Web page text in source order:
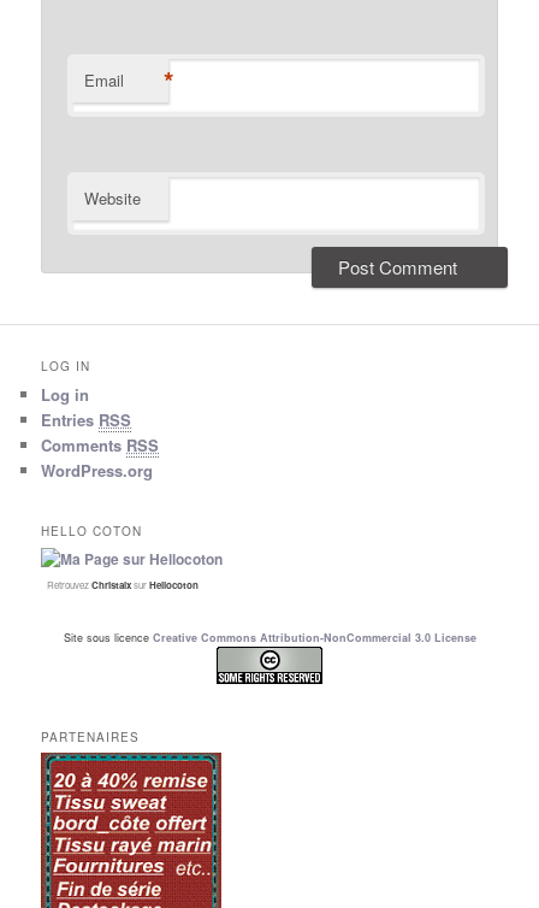
Email *
Website
LOG IN
Log in
Entries RSS
Comments RSS
WordPress.org
HELLO COTON
RetrouvezChristalxsurHellocoton
Site sous licence Creative Commons Attribution-NonCommercial 3.0 License
PARTENAIRES